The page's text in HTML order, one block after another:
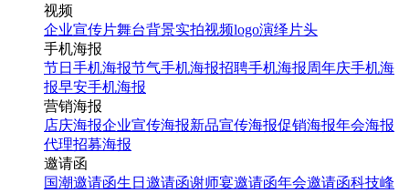
视频
企业宣传片舞台背景实拍视频logo演绎 片头
手机海报
节日手机海报节气手机海报招聘手机海报周年庆手机海
报早安手机海报
营销海报
店庆海报企业宣传海报新品宣传海报促销海报年会海报
代理招募海报
邀请函
国潮邀请函生日邀请函谢师宴邀请函年会邀请函科技峰